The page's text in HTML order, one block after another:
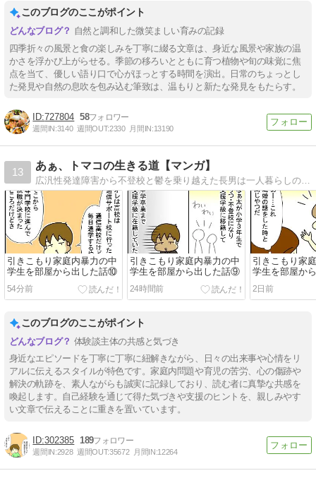
このブログのここがポイント
自然と調和した微笑ましい育みの記録
四季折々の風景と食の楽しみを丁寧に綴る文章は、身近な風景や家族の温
かさを浮かび上がらせる。季節の移ろいとともに育つ植物や旬の味覚に焦
点を当て、優しい語り口で心がほっとする時間を演出。日常のちょっとし
た発見や自然の息吹を包み込む筆致は、温もりと新たな発見をもたらす。
727804 58
週間IN:3140 週間OUT:2330 月間IN:13190
13
あぁ、トマコの生きる道【マンガ】
広汎性発達障害から不登校と鬱を乗り越えた長男は一人暮らしの社会人二年生。ADHDを抱えた次男は社会人一年生。発達障害３兄弟を育てる母トマコの４〜１６コママンガ。
引きこもり家庭内暴力の中
学生を部屋から出した話⑩
54分前
引きこもり家庭内暴力の中
学生を部屋から出した話⑨
24時間前
引きこもり家
学生を部屋か
2日前
このブログのここがポイント
体験談主体の共感と気づき
身近なエピソードを丁寧に丁寧に紐解きながら、日々の出来事や心情をリ
アルに伝えるスタイルが特色です。家庭内問題や育児の苦労、心の傷跡や
解決の軌跡を、素人ながらも誠実に記録しており、読む者に真摯な共感を
喚起します。自己経験を通じて得た気づきや支援のヒントを、親しみやす
い文章で伝えることに重きを置いています。
302385 189
週間IN:2928 週間OUT:35672 月間IN:12264